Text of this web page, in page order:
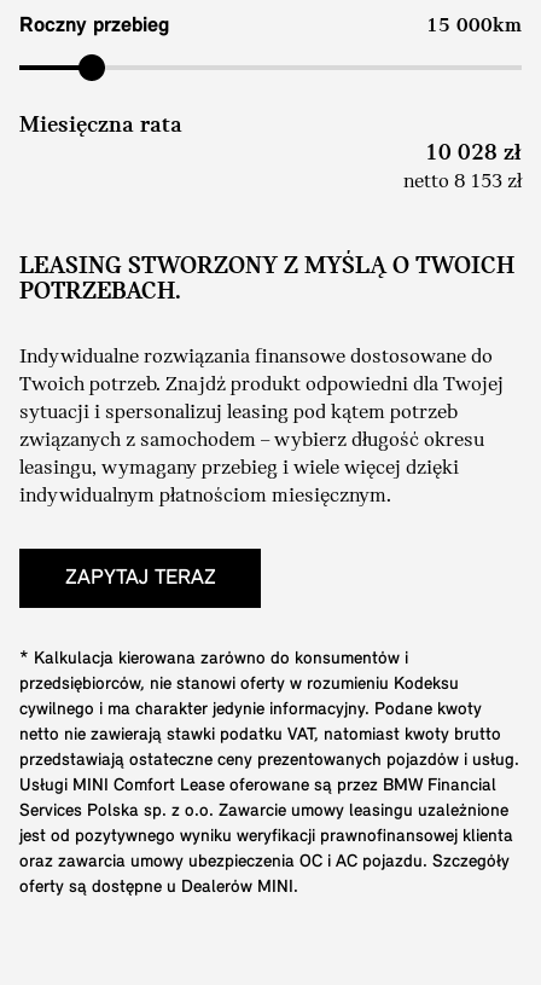
Roczny przebieg 15 000km
Miesięczna rata
10 028 zł
netto 8 153 zł
LEASING STWORZONY Z MYŚLĄ O TWOICH
POTRZEBACH.
Indywidualne rozwiązania finansowe dostosowane do
Twoich potrzeb. Znajdź produkt odpowiedni dla Twojej
sytuacji i spersonalizuj leasing pod kątem potrzeb
związanych z samochodem – wybierz długość okresu
leasingu, wymagany przebieg i wiele więcej dzięki
indywidualnym płatnościom miesięcznym.
ZAPYTAJ TERAZ
* Kalkulacja kierowana zarówno do konsumentów i
przedsiębiorców, nie stanowi oferty w rozumieniu Kodeksu
cywilnego i ma charakter jedynie informacyjny. Podane kwoty
netto nie zawierają stawki podatku VAT, natomiast kwoty brutto
przedstawiają ostateczne ceny prezentowanych pojazdów i usług.
Usługi MINI Comfort Lease oferowane są przez BMW Financial
Services Polska sp. z o.o. Zawarcie umowy leasingu uzależnione
jest od pozytywnego wyniku weryfikacji prawnofinansowej klienta
oraz zawarcia umowy ubezpieczenia OC i AC pojazdu. Szczegóły
oferty są dostępne u Dealerów MINI.